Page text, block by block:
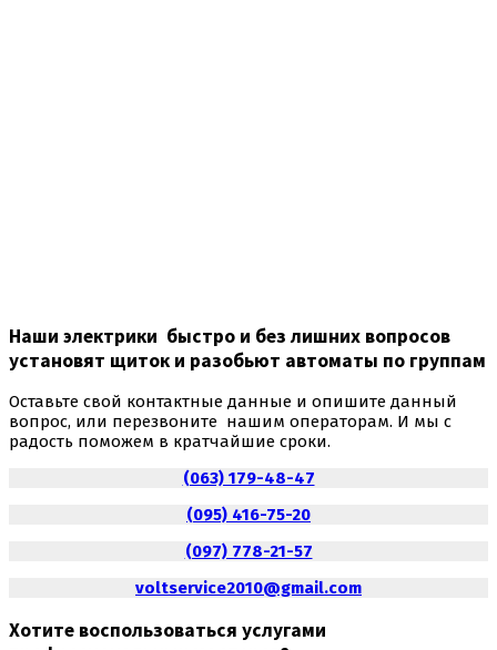
Наши электрики быстро и без лишних вопросов
установят щиток и разобьют автоматы по группам
Оставьте свой контактные данные и опишите данный
вопрос, или перезвоните нашим операторам. И мы с
радость поможем в кратчайшие сроки.
(063) 179-48-47
(095) 416-75-20
(097) 778-21-57
voltservice2010@gmail.com
Хотите воспользоваться услугами